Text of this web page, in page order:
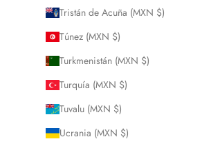
Tristán de Acuña (MXN $)
Túnez (MXN $)
Turkmenistán (MXN $)
Turquía (MXN $)
Tuvalu (MXN $)
Ucrania (MXN $)